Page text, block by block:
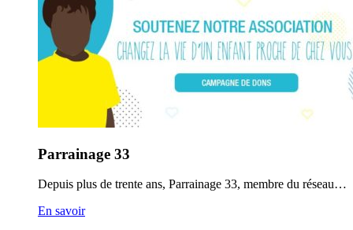
Parrainage 33
Depuis plus de trente ans, Parrainage 33, membre du réseau…
En savoir